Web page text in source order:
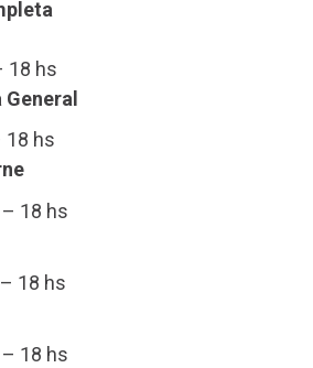
18 hs
General
18 hs
18 hs
18 hs
18 hs